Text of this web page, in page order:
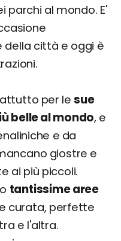
parchi al mondo. E'
della città e oggi è
per lesue
belle al mondo, e
e da
giostre e
ai più piccoli.
tantissime aree
curata, perfette
e l'altra.